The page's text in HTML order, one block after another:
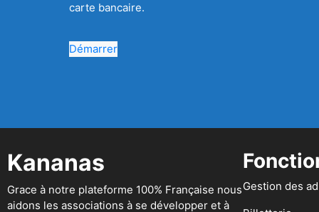
carte bancaire.
Démarrer
Kananas
Grace à notre plateforme 100% Française nous
aidons les associations à se développer et à
Gestion des